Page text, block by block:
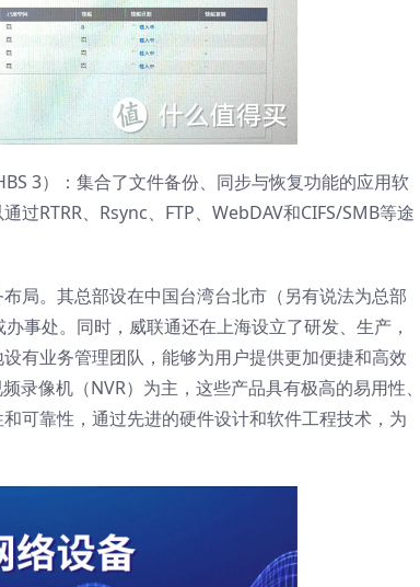
3）：集合了文件备份、同步与恢复功能的应用软
RTRR、Rsync、FTP、WebDAV和CIFS/SMB等途
局。其总部设在中国台湾台北市（另有说法为总部
事处。同时，威联通还在上海设立了研发、生产，
有业务管理团队，能够为用户提供更加便捷和高效
录像机（NVR）为主，这些产品具有极高的易用性、
可靠性，通过先进的硬件设计和软件工程技术，为